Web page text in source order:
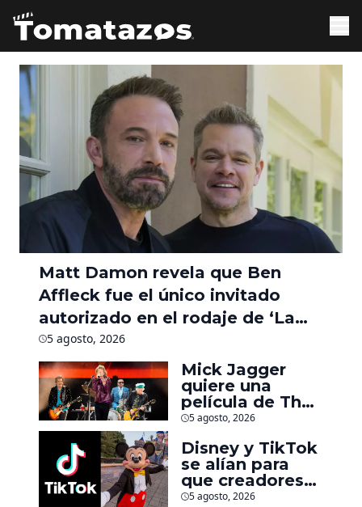
Matt Damon revela que Ben
Affleck fue el único invitado
autorizado en el rodaje de ‘La
Odisea’ durante seis meses
5 agosto, 2026
Mick Jagger
quiere una
película de The
Rolling Stones
los biopics de
The Beatles
5 agosto, 2026
Disney y TikTok
se alían para
que creadores
hagan videos
5 agosto, 2026